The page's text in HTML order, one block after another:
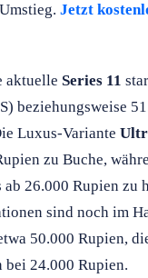
Jetzt
aktuelle Series 11
beziehungsweise
Luxus-Variante
zu Buche,
ab 26.000 Rupien zu
sind noch im
50.000 Rupien,
bei 24.000 Rupien.